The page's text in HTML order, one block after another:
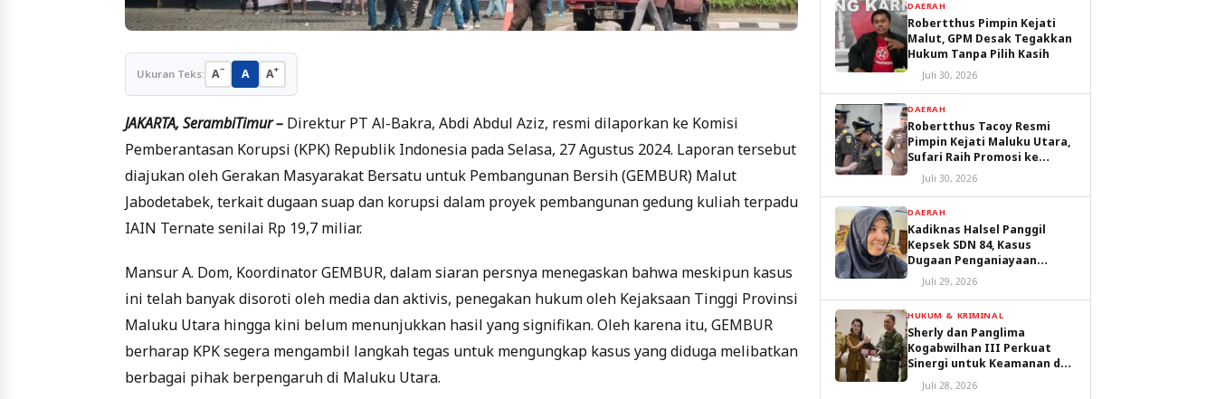
Ukuran Teks: A− A A+
JAKARTA, SerambiTimur – Direktur PT Al-Bakra, Abdi Abdul Aziz, resmi dilaporkan ke Komisi
Pemberantasan Korupsi (KPK) Republik Indonesia pada Selasa, 27 Agustus 2024. Laporan tersebut
diajukan oleh Gerakan Masyarakat Bersatu untuk Pembangunan Bersih (GEMBUR) Malut
Jabodetabek, terkait dugaan suap dan korupsi dalam proyek pembangunan gedung kuliah terpadu
IAIN Ternate senilai Rp 19,7 miliar.
Mansur A. Dom, Koordinator GEMBUR, dalam siaran persnya menegaskan bahwa meskipun kasus
ini telah banyak disoroti oleh media dan aktivis, penegakan hukum oleh Kejaksaan Tinggi Provinsi
Maluku Utara hingga kini belum menunjukkan hasil yang signifikan. Oleh karena itu, GEMBUR
berharap KPK segera mengambil langkah tegas untuk mengungkap kasus yang diduga melibatkan
berbagai pihak berpengaruh di Maluku Utara.
DAERAH
Robertthus Pimpin Kejati
Malut, GPM Desak Tegakkan
Hukum Tanpa Pilih Kasih
Juli 30, 2026
DAERAH
Robertthus Tacoy Resmi
Pimpin Kejati Maluku Utara,
Sufari Raih Promosi ke
Kejaksaan Agung
Juli 30, 2026
DAERAH
Kadiknas Halsel Panggil
Kepsek SDN 84, Kasus
Dugaan Penganiayaan
Diproses
Juli 29, 2026
HUKUM & KRIMINAL
Sherly dan Panglima
Kogabwilhan III Perkuat
Sinergi untuk Keamanan dan
Pembangunan Malut
Juli 28, 2026